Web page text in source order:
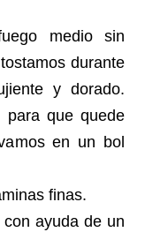
medio sin
durante
y dorado.
para que quede
en un bol
finas.
ayuda de un